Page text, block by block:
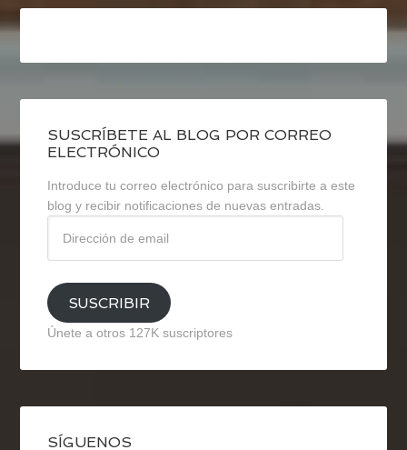
SUSCRÍBETE AL BLOG POR CORREO
ELECTRÓNICO
Introduce tu correo electrónico para suscribirte a este
blog y recibir notificaciones de nuevas entradas.
email
SUSCRIBIR
Únete a otros 127K suscriptores
SÍGUENOS